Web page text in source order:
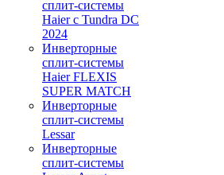
сплит-системы
Haier c Tundra DC
2024
Инверторные
сплит-системы
Haier FLEXIS
SUPER MATCH
Инверторные
сплит-системы
Lessar
Инверторные
сплит-системы